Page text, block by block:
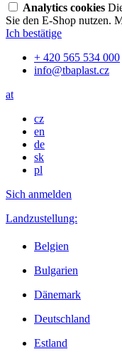
Analytics cookies
Sie den E-Shop nutzen.
Ich bestätige
+ 420 565 534 000
info@tbaplast.cz
at
cz
en
de
sk
pl
Sich anmelden
Landzustellung:
Belgien
Bulgarien
Dänemark
Deutschland
Estland